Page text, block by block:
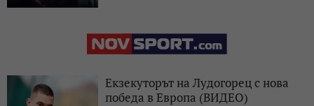
Екзекуторът на Лудогорец с нова
победа в Европа (ВИДЕО)